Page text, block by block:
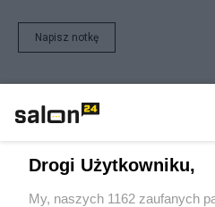
Napisz notkę
Drogi Użytkowniku,
My, naszych 1162 zaufanych